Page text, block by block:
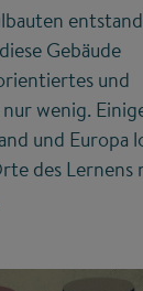
Gebäude
und
wenig.
und Europa
des Lernens